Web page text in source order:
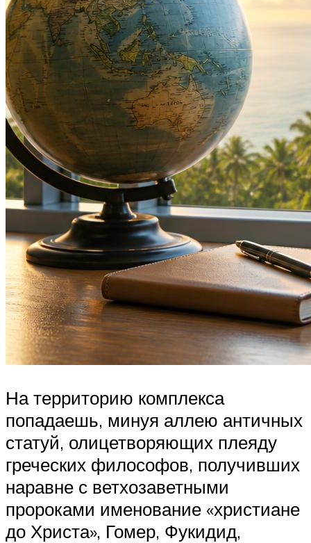
На территорию комплекса
попадаешь, минуя аллею античных
статуй, олицетворяющих плеяду
греческих философов, получивших
наравне с ветхозаветными
пророками именование «христиане
до Христа», Гомер, Фукидид,